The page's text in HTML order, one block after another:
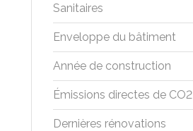
Sanitaires
Enveloppe du bâtiment
Année de construction
Émissions directes de CO2
Dernières rénovations